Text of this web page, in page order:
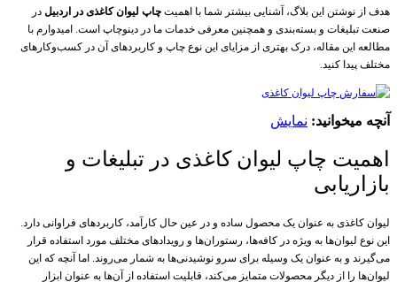
هدف از نوشتن این بلاگ، آشنایی بیشتر شما با اهمیت چاپ لیوان کاغذی در اردبیل در
صنعت تبلیغات و بسته‌بندی و همچنین معرفی خدمات ما در دینوچاپ است. امیدوارم با
مطالعه این مقاله، درک بهتری از مزایای این نوع چاپ و کاربردهای آن در کسب‌وکارهای
مختلف پیدا کنید.
آنچه میخوانید: نمایش
اهمیت چاپ لیوان کاغذی در تبلیغات و
بازاریابی
لیوان کاغذی به عنوان یک محصول ساده و در عین حال کارآمد، کاربردهای فراوانی دارد.
این نوع لیوان‌ها به ویژه در کافه‌ها، رستوران‌ها و رویدادهای مختلف مورد استفاده قرار
می‌گیرند و به عنوان یک وسیله برای سرو نوشیدنی‌ها به شمار می‌روند. اما آنچه که این
لیوان‌ها را از دیگر محصولات متمایز می‌کند، قابلیت استفاده از آن‌ها به عنوان ابزار